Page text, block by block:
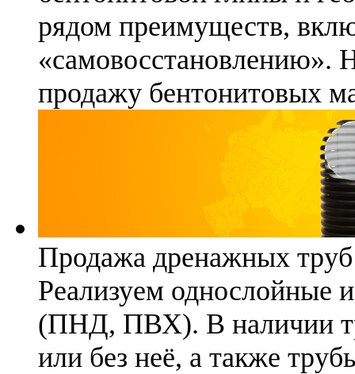
рядом преимуществ,
«самовосстановлению».
продажу бентонитовых
Продажа дренажных труб
Реализуем однослойные
(ПНД, ПВХ). В наличии
или без неё, а также